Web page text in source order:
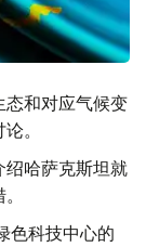
态和对应气候变
。
绍哈萨克斯坦就
色科技中心的